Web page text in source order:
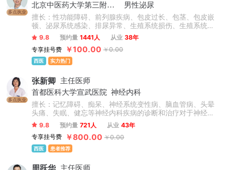
多点执业
北京中医药大学第三附属医院
男性泌尿
擅长：性功能障碍、前列腺疾病、包皮过长、包茎、包皮嵌
顿、泌尿系统感染、排尿异常、生殖系统损伤、生殖系统感
染、男性不育症、睾丸疾病。
9.8 预约量 1441人 从业 38年
专享挂号费
￥100.00 ￥0.00
西医 实力热门
多点执业
张新卿 主任医师
首都医科大学宣武医院 神经内科
擅长：记忆障碍、痴呆、神经系统变性病、脑血管病、头晕
头痛、失眠、健忘等神经内科疾病的诊断和治疗对于神经内
科的疾病具有非常丰富的临床经验，如脑卒中、焦虑抑郁、
失眠健忘、脑供血不足、脑梗死、脑出血、记忆力减退等。
9.8 预约量 721人 从业 43年
专享挂号费
￥800.00 ￥0.00
西医 患者推荐
主任医师